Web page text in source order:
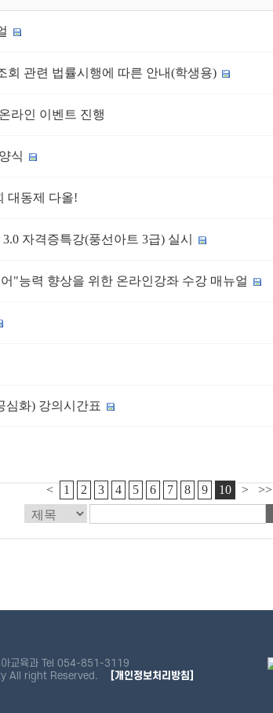
회 관련 법률시행에 따른 안내(학생용)
라인 이벤트 진행
식
대동제 다올!
자격증특강(풍선아트 3급) 실시
"능력 향상을 위한 온라인강좌 수강 매뉴얼
심화) 강의시간표
< 1 2 3 4 5 6 7 8 9 10 > >>
아교육과 Tel 054-851-3119
All right Reserved.
[개인정보처리방침]